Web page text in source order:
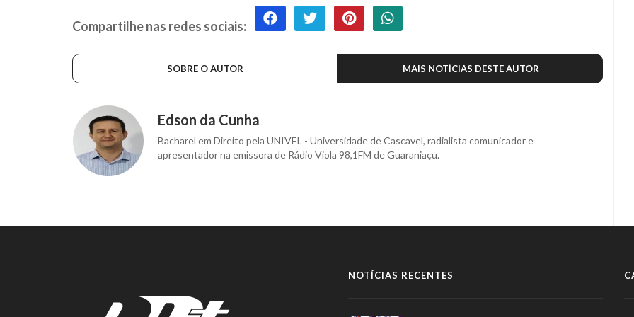
Compartilhe nas redes sociais:
SOBRE O AUTOR MAIS NOTÍCIAS DESTE AUTOR
Edson da Cunha
Bacharel em Direito pela UNIVEL - Universidade de Cascavel, radialista comunicador e
apresentador na emissora de Rádio Viola 98,1FM de Guaraniaçu.
NOTÍCIAS RECENTES